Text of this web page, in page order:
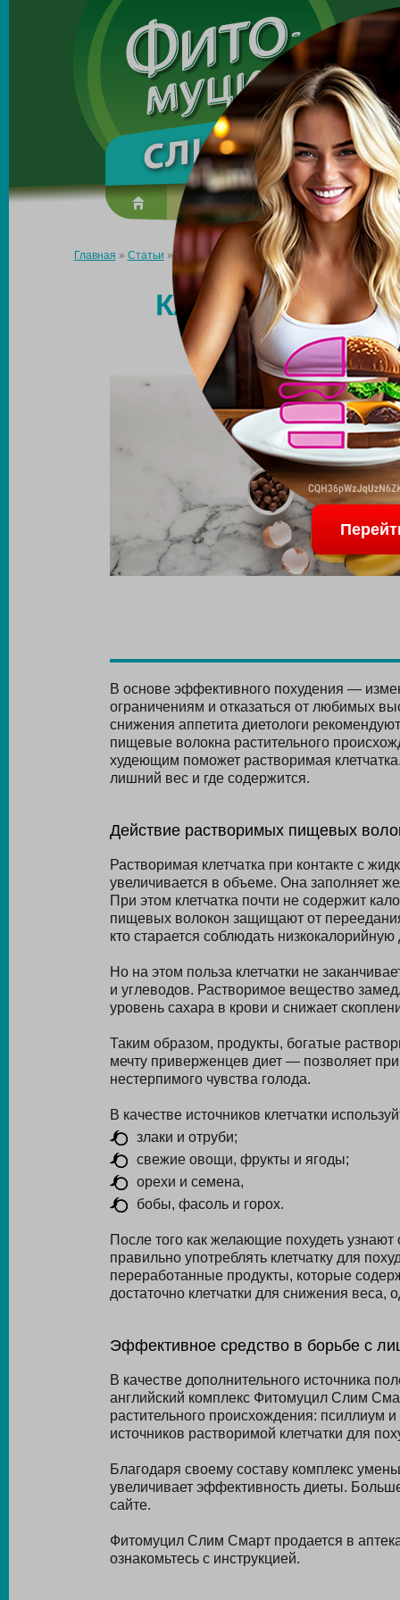
Made in the UK
О препарате Усиль эффект
Главная » Статьи »Клетчатка для снижения веса и контроля
КЛЕТЧАТКА
В основе эффективного похудения —
ограничениям и отказаться от любимых
снижения аппетита диетологи
пищевые волокна растительного
худеющим поможет растворимая
лишний вес и где содержится.
Действие растворимых пищевых
Растворимая клетчатка при контакте с
увеличивается в объеме. Она заполняет
При этом клетчатка почти не содержит
пищевых волокон защищают от
кто старается соблюдать низкокалорийную
Но на этом польза клетчатки не
и углеводов. Растворимое вещество
уровень сахара в крови и снижает
Таким образом, продукты, богатые
мечту приверженцев диет — позволяет
нестерпимого чувства голода.
В качестве источников клетчатки
злаки и отруби;
свежие овощи, фрукты и ягоды;
орехи и семена,
бобы, фасоль и горох.
После того как желающие похудеть узнают
правильно употреблять клетчатку для
переработанные продукты, которые
достаточно клетчатки для снижения веса,
Эффективное средство в борьбе с
В качестве дополнительного источника
английский комплекс Фитомуцил Слим
растительного происхождения: псиллиум
источников растворимой клетчатки для
Благодаря своему составу комплекс
увеличивает эффективность диеты.
сайте.
Фитомуцил Слим Смарт продается в
ознакомьтесь с инструкцией.